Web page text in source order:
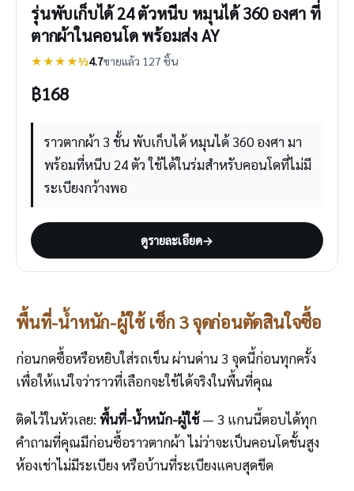
รุ่นพับเก็บได้ 24 ตัวหนีบ หมุนได้ 360 องศา ที่
ตากผ้าในคอนโด พร้อมส่ง AY
★★★★½4.7ขายแล้ว 127 ชิ้น
฿168
ราวตากผ้า 3 ชั้น พับเก็บได้ หมุนได้ 360 องศา มา
พร้อมที่หนีบ 24 ตัว ใช้ได้ในร่มสำหรับคอนโดที่ไม่มี
ระเบียงกว้างพอ
ดูรายละเอียด→
พื้นที่-น้ำหนัก-ผู้ใช้ เช็ก 3 จุดก่อนตัดสินใจซื้อ
ก่อนกดซื้อหรือหยิบใส่รถเข็น ผ่านด่าน 3 จุดนี้ก่อนทุกครั้ง
เพื่อให้แน่ใจว่าราวที่เลือกจะใช้ได้จริงในพื้นที่คุณ
ติดไว้ในหัวเลย: พื้นที่-น้ำหนัก-ผู้ใช้— 3 แกนนี้ตอบได้ทุก
คำถามที่คุณมีก่อนซื้อราวตากผ้า ไม่ว่าจะเป็นคอนโดชั้นสูง
ห้องเช่าไม่มีระเบียง หรือบ้านที่ระเบียงแคบสุดขีด